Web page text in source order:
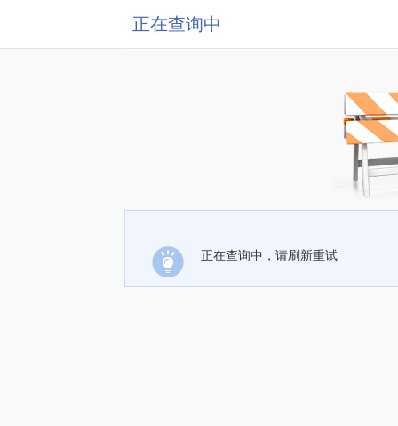
正在查询中
正在查询中，请刷新重试